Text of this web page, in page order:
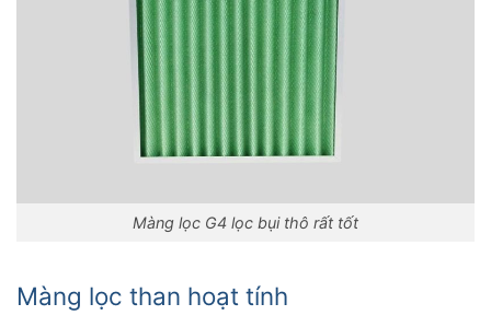
Màng lọc G4 lọc bụi thô rất tốt
Màng lọc than hoạt tính